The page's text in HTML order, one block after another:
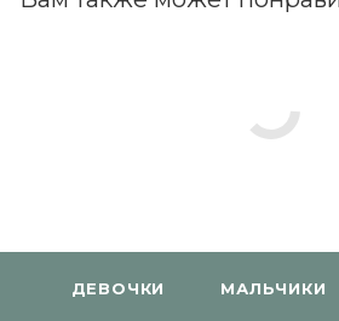
ДЕВОЧКИ МАЛЬЧИКИ